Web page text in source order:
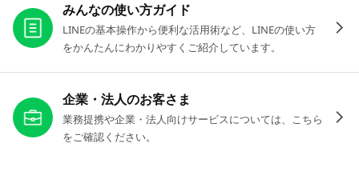
みんなの使い方ガイド
LINEの基本操作から便利な活用術など、LINEの使い方
をかんたんにわかりやすくご紹介しています。
企業・法人のお客さま
業務提携や企業・法人向けサービスについては、こちら
をご確認ください。